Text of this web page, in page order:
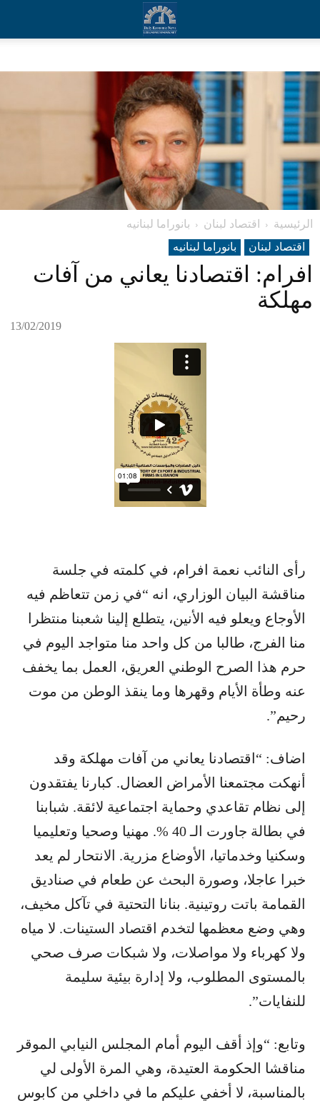
الرئيسية اقتصاد لبنان
بانوراما لبنانیه
اقتصاد لبنان
بانوراما لبنانیه
افرام: اقتصادنا يعاني من آفات
مهلكة
13/02/2019
رأى النائب نعمة افرام، في كلمته في جلسة
مناقشة البيان الوزاري، انه “في زمن تتعاظم فيه
الأوجاع ويعلو فيه الأنين، يتطلع إلينا شعبنا منتظرا
منا الفرج، طالبا من كل واحد منا متواجد اليوم في
حرم هذا الصرح الوطني العريق، العمل بما يخفف
عنه وطأة الأيام وقهرها وما ينقذ الوطن من موت
رحيم”.
اضاف: “اقتصادنا يعاني من آفات مهلكة وقد
أنهكت مجتمعنا الأمراض العضال. كبارنا يفتقدون
إلى نظام تقاعدي وحماية اجتماعية لائقة. شبابنا
في بطالة جاورت الـ 40 %. مهنيا وصحيا وتعليميا
وسكنيا وخدماتيا، الأوضاع مزرية. الانتحار لم يعد
خبرا عاجلا، وصورة البحث عن طعام في صناديق
القمامة باتت روتينية. بنانا التحتية في تآكل مخيف،
وهي وضع معظمها لتخدم اقتصاد الستينات. لا مياه
ولا كهرباء ولا مواصلات، ولا شبكات صرف صحي
بالمستوى المطلوب، ولا إدارة بيئية سليمة
للنفايات”.
وتابع: “وإذ أقف اليوم أمام المجلس النيابي الموقر
مناقشا الحكومة العتيدة، وهي المرة الأولى لي
بالمناسبة، لا أخفي عليكم ما في داخلي من كابوس